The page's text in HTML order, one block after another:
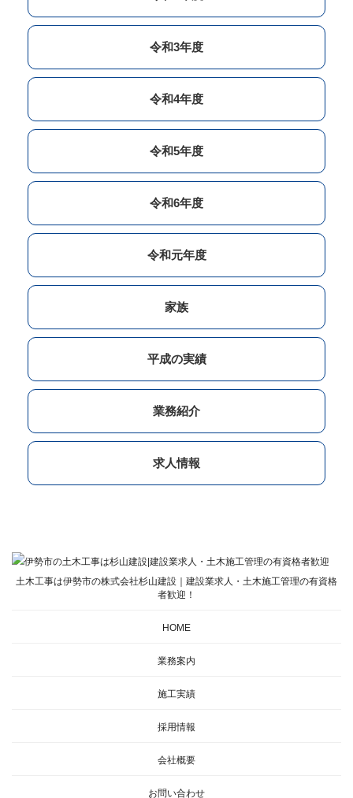
令和3年度
令和4年度
令和5年度
令和6年度
令和元年度
家族
平成の実績
業務紹介
求人情報
土木工事は伊勢市の株式会社杉山建設｜建設業求人・土木施工管理の有資格
者歓迎！
HOME
業務案内
施工実績
採用情報
会社概要
お問い合わせ